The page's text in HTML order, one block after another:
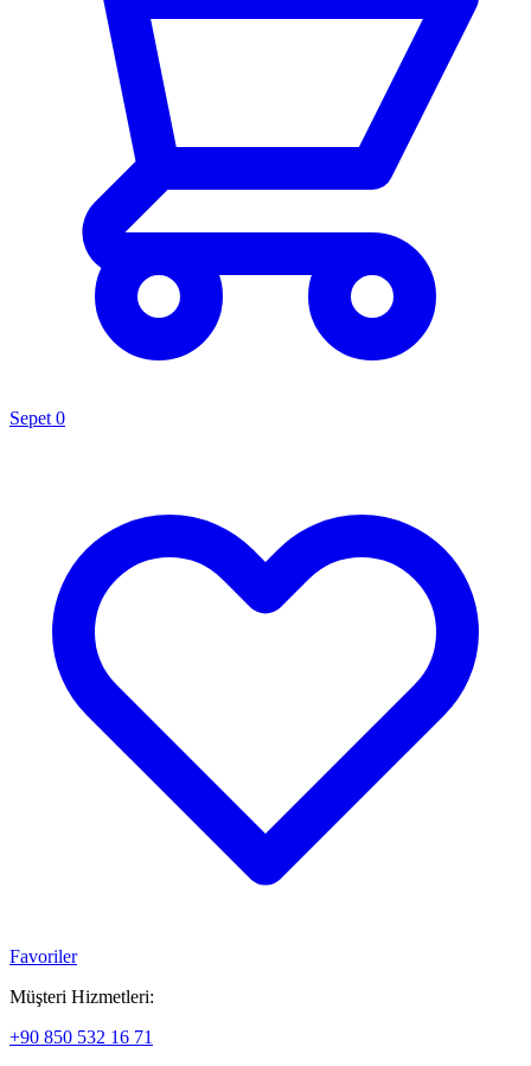
Sepet 0
Favoriler
Müşteri Hizmetleri:
+90 850 532 16 71